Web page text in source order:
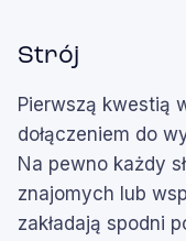
Strój
Pierwszą kwestią
dołączeniem do
Na pewno każdy
znajomych lub
zakładają spodni